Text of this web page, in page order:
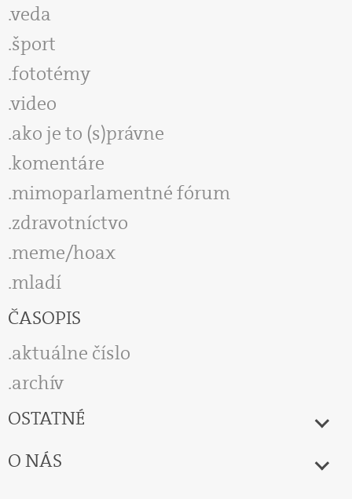
veda
šport
fototémy
video
ako je to (s)právne
komentáre
mimoparlamentné fórum
zdravotníctvo
meme/hoax
mladí
ČASOPIS
aktuálne číslo
archív
OSTATNÉ
O NÁS